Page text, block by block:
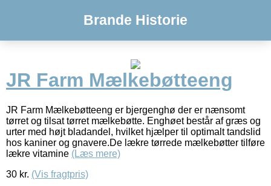
Brande Historie
JR Farm Mælkebøtteeng
JR Farm Mælkebøtteeng er bjergenghø der er nænsomt
tørret og tilsat tørret mælkebøtte. Enghøet består af græs og
urter med højt bladandel, hvilket hjælper til optimalt tandslid
hos kaniner og gnavere.De lækre tørrede mælkebøtter tilføre
lækre vitamine (Læs mere)
30 kr. (Vis fragtpris)